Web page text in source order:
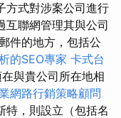
方式對涉案公司進行
互聯網管理其與公司
件的地方，包括公
的SEO專家 卡式台
與貴公司所在地相
網路行銷策略顧問
特，則設立（包括名